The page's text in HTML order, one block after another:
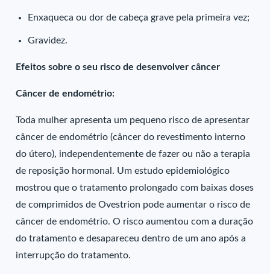
Enxaqueca ou dor de cabeça grave pela primeira vez;
Gravidez.
Efeitos sobre o seu risco de desenvolver câncer
Câncer de endométrio:
Toda mulher apresenta um pequeno risco de apresentar
câncer de endométrio (câncer do revestimento interno
do útero), independentemente de fazer ou não a terapia
de reposição hormonal. Um estudo epidemiológico
mostrou que o tratamento prolongado com baixas doses
de comprimidos de Ovestrion pode aumentar o risco de
câncer de endométrio. O risco aumentou com a duração
do tratamento e desapareceu dentro de um ano após a
interrupção do tratamento.